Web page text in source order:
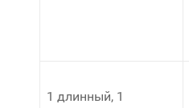
1 длинный, 1